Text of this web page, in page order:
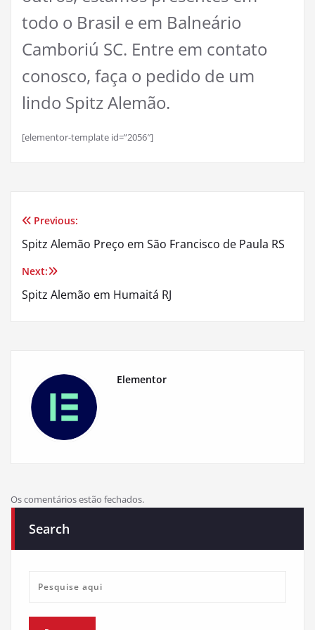
todo o Brasil e em Balneário
Camboriú SC. Entre em contato
conosco, faça o pedido de um
lindo Spitz Alemão.
[elementor-template id=”2056″]
Navegação
de
Post
Previous:
Spitz Alemão Preço em São Francisco de Paula RS
Next:
Spitz Alemão em Humaitá RJ
Elementor
Os comentários estão fechados.
Search